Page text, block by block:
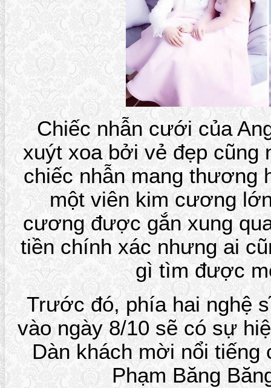
Chiếc nhẫn cưới của
xuýt xoa bởi vẻ đẹp cũng
chiếc nhẫn mang thương
một viên kim cương
cương được gắn xung
tiền chính xác nhưng ai
gì tìm được
Trước đó, phía hai nghệ
vào ngày 8/10 sẽ có sự
Dàn khách mời nổi tiếng
Phạm Băng